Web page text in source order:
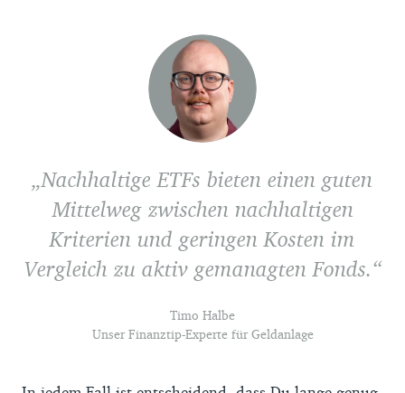
Nachhaltige ETFs bieten einen guten
Mittelweg zwischen nachhaltigen
Kriterien und geringen Kosten im
Vergleich zu aktiv gemanagten Fonds.
Timo Halbe
Unser Finanztip-Experte für Geldanlage